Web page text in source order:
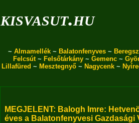
kisvasut.hu
~ Almamellék ~ Balatonfenyves ~
Felcsút~ Felsőtárkány ~ Gemenc ~
Lillafüred ~ Mesztegnyő ~ Nagycenk ~
MEGJELENT: Balogh Imre:
éves a Balatonfenyvesi Gazdasági